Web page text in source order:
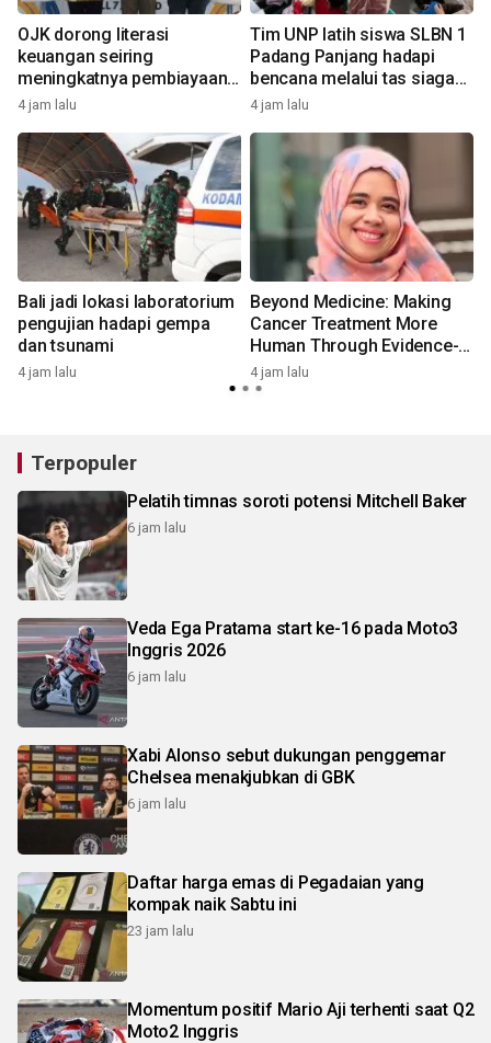
OJK dorong literasi
keuangan seiring
meningkatnya pembiayaan
kendaraan
4 jam lalu
Tim UNP latih siswa SLBN 1
Padang Panjang hadapi
bencana melalui tas siaga
berbasis IT
4 jam lalu
Bali jadi lokasi laboratorium
pengujian hadapi gempa
dan tsunami
4 jam lalu
Beyond Medicine: Making
Cancer Treatment More
Human Through Evidence-
Based Complementary Care
4 jam lalu
Terpopuler
Pelatih timnas soroti potensi Mitchell Baker
6 jam lalu
Veda Ega Pratama start ke-16 pada Moto3
Inggris 2026
6 jam lalu
Xabi Alonso sebut dukungan penggemar
Chelsea menakjubkan di GBK
6 jam lalu
Daftar harga emas di Pegadaian yang
kompak naik Sabtu ini
23 jam lalu
Momentum positif Mario Aji terhenti saat Q2
Moto2 Inggris